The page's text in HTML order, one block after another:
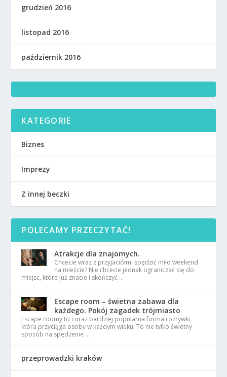
grudzień 2016
listopad 2016
październik 2016
KATEGORIE
Biznes
Imprezy
Z innej beczki
POLECAMY PRZECZYTAĆ!
Atrakcje dla znajomych.
Chcecie wraz z przyjaciółmi spędzić miło weekend
na mieście? Nie chcecie jednak ograniczać się do
miejsc, które już znacie i skończyć …
Escape room – świetna zabawa dla
każdego. Pokój zagadek trójmiasto
Escape roomy to coraz bardziej popularna forma rozrywki,
która przyciąga osoby w każdym wieku. To nie tylko świetny
sposób na spędzenie …
przeprowadzki kraków